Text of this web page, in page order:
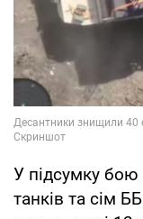
У підсумку бою
танків та сім